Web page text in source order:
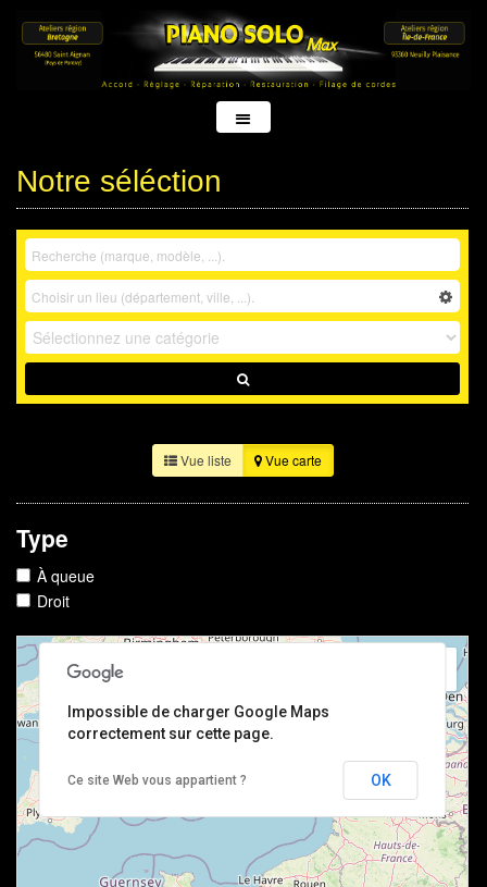
Notre séléction
Vue liste Vue carte
Type
À queue
Droit
Impossible de charger Google Maps
correctement sur cette page.
Ce site Web vous appartient ? OK